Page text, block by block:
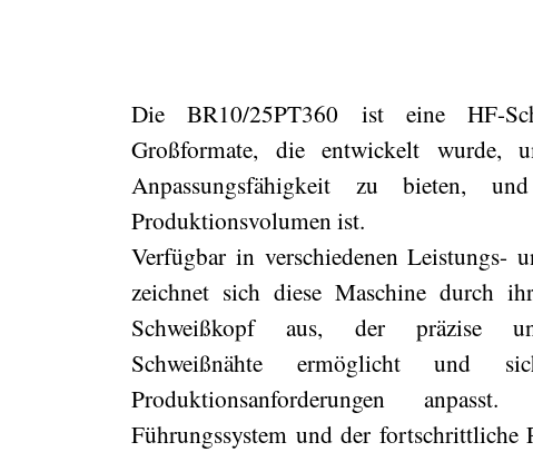
Die BR10/25PT360 ist eine HF-
Großformate, die entwickelt wurde,
Anpassungsfähigkeit zu bieten,
Produktionsvolumen ist.
Verfügbar in verschiedenen Leistungs-
zeichnet sich diese Maschine durch
Schweißkopf aus, der präzise
Schweißnähte ermöglicht und
Produktionsanforderungen
Führungssystem und der fortschrittliche